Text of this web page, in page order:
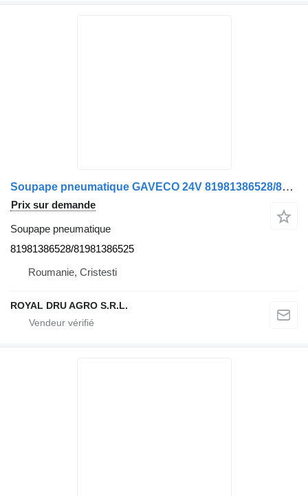
Soupape pneumatique GAVECO 24V 81981386528/81981386525 pour camion MAN
Prix sur demande
Soupape pneumatique
81981386528/81981386525
Roumanie, Cristesti
ROYAL DRU AGRO S.R.L.